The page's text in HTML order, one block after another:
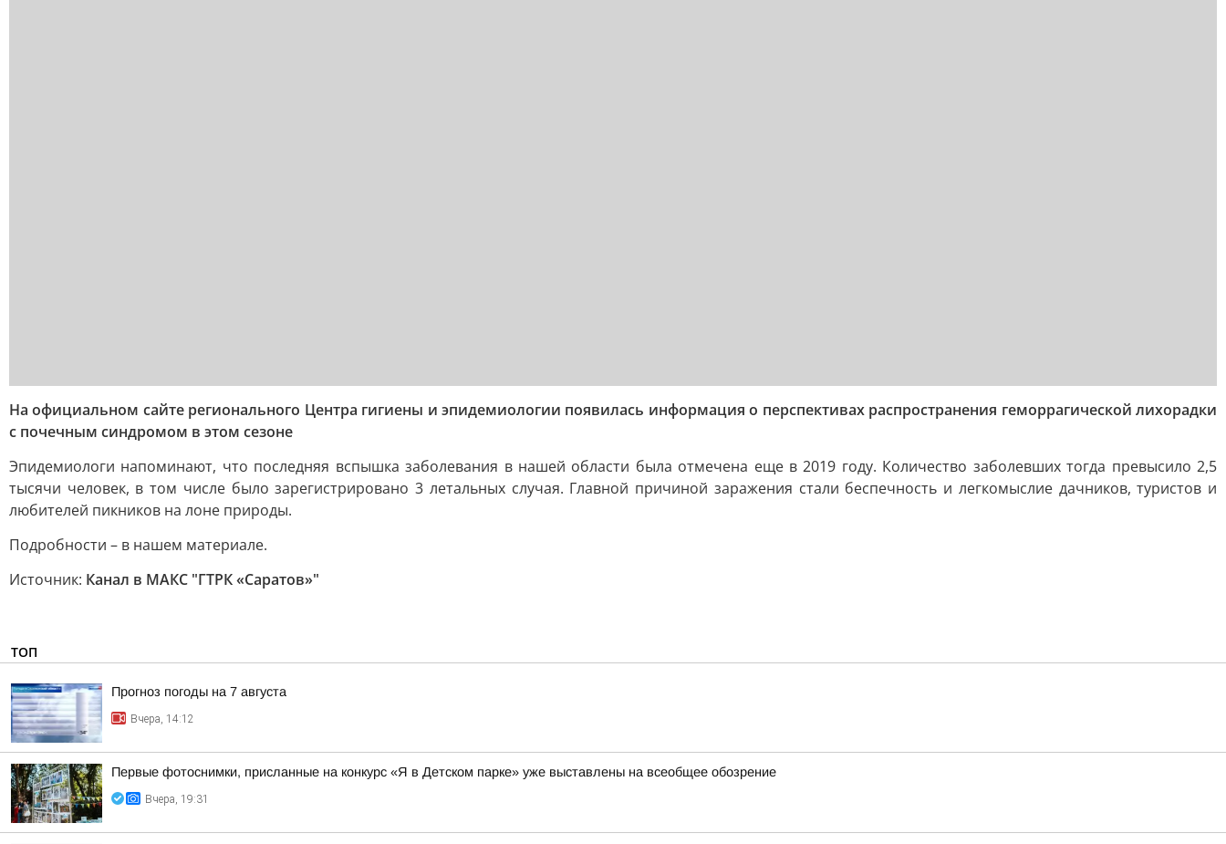
На официальном сайте регионального Центра гигиены и эпидемиологии появилась информация о перспективах распространения геморрагической лихорадки
с почечным синдромом в этом сезоне
Эпидемиологи напоминают, что последняя вспышка заболевания в нашей области была отмечена еще в 2019 году. Количество заболевших тогда превысило 2,5
тысячи человек, в том числе было зарегистрировано 3 летальных случая. Главной причиной заражения стали беспечность и легкомыслие дачников, туристов и
любителей пикников на лоне природы.
Подробности – в нашем материале.
Источник: Канал в МАКС "ГТРК «Саратов»"
ТОП
Прогноз погоды на 7 августа
Вчера, 14:12
Первые фотоснимки, присланные на конкурс «Я в Детском парке» уже выставлены на всеобщее обозрение
Вчера, 19:31